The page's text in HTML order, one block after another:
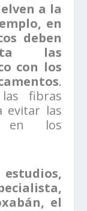
a la
en
deben
las
con los
.
fibras
evitar las
en los
el